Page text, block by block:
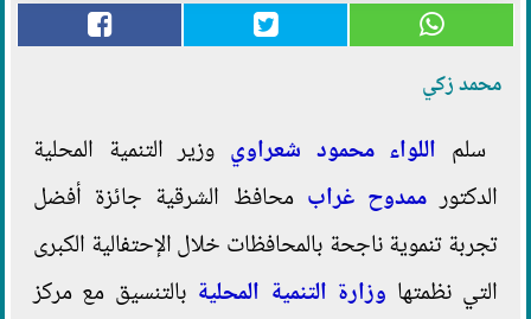
محمد زكي
سلم اللواء محمود شعراوي وزير التنمية المحلية
الدكتورممدوح غراب محافظ الشرقية جائزة أفضل
تجربة تنموية ناجحة بالمحافظات خلال الإحتفالية الكبرى
التي نظمتها وزارة التنمية المحلية بالتنسيق مع مركز